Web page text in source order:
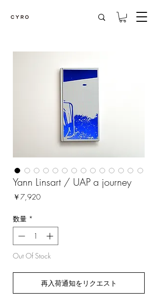
Yann Linsart / UAP a journey
￥7,920価
数量 *
Out Of Stock
再入荷通知をリクエスト